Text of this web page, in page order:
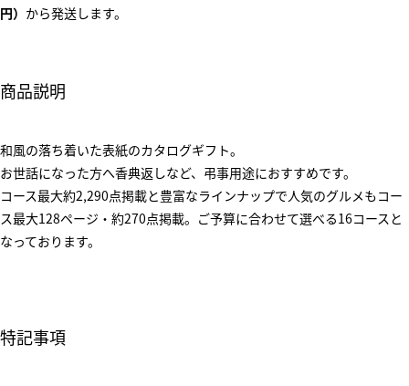
円） から発送します。
商品説明
和風の落ち着いた表紙のカタログギフト。
お世話になった方へ香典返しなど、弔事用途におすすめです。
コース最大約2,290点掲載と豊富なラインナップで人気のグルメもコー
ス最大128ページ・約270点掲載。ご予算に合わせて選べる16コースと
なっております。
特記事項